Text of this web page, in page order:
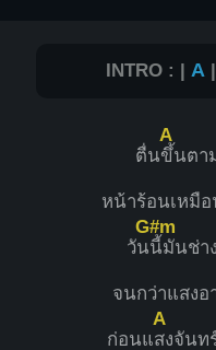
INTRO : | A|
ตื่น
A
ขึ้นตา
หน้าร้อนเหมื
วัน
G#m
นี้มันช่า
จนกว่าแสง
ก่อนแ
A
สงจันท